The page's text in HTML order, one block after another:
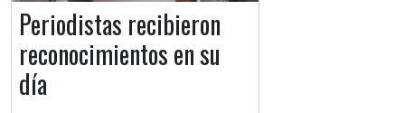
Periodistas recibieron
reconocimientos en su
día